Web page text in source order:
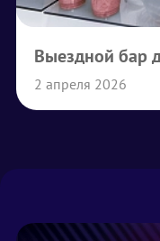
Выездной бар
2 апреля 2026